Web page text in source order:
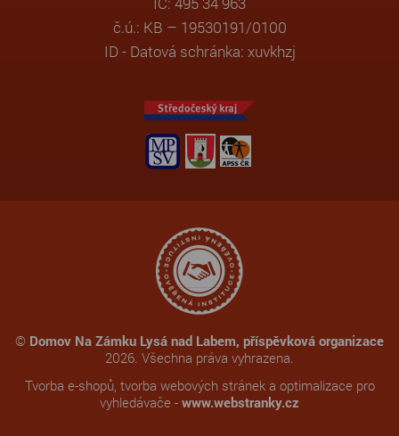
č.ú.: KB – 19530191/0100
ID - Datová schránka: xuvkhzj
© Domov Na Zámku Lysá nad Labem, příspěvková organizace
2026. Všechna práva vyhrazena.
Tvorba e-shopů, tvorba webových stráneka optimalizace pro
vyhledávače - www.webstranky.cz